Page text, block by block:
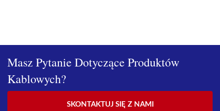
Masz Pytanie Dotyczące Produktów
Kablowych?
SKONTAKTUJ SIĘ Z NAMI